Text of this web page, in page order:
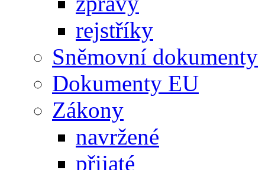
rejstříky
Sněmovní dokumenty
Dokumenty EU
Zákony
navržené
přijaté